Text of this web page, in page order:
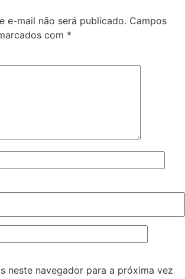
e-mail não será publicado. Campos
com *
neste navegador para a próxima vez